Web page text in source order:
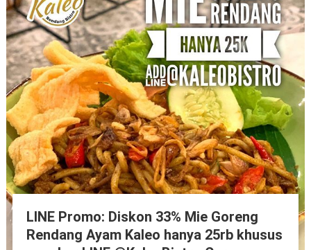
LINE Promo: Diskon 33% Mie Goreng
Rendang Ayam Kaleo hanya 25rb khusus